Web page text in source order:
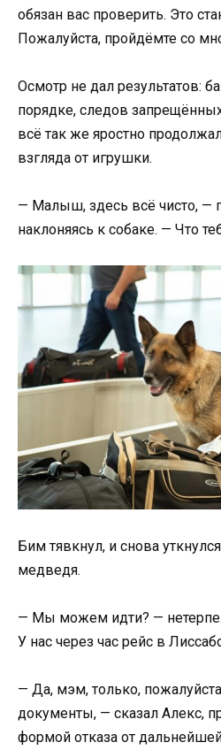
обязан вас проверить. Это
Пожалуйста, пройдёмте со
Осмотр не дал результатов:
порядке, следов
всё так же яростно
взгляда от игрушки.
— Малыш, здесь всё чисто, —
наклоняясь к собаке. — Что
Бим тявкнул, и снова
медведя.
— Мы можем идти? —
У нас через час рейс в
— Да, мэм, только,
документы, — сказал Алекс,
формой отказа от